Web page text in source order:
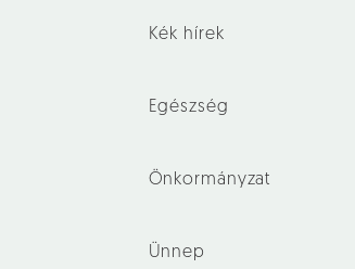
Kék hírek
Egészség
Önkormányzat
Ünnep